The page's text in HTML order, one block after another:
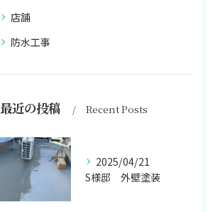
店舗
防水工事
最近の投稿 Recent Posts
2025/04/21
S様邸 外壁塗装